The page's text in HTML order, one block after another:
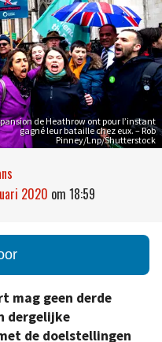
de Heathrow ont pour l’instant
gagné leur bataille chez eux. – Rob
Pinney/Lnp/Shutterstock
2020 om 18:59
mag geen derde
dergelijke
de doelstellingen